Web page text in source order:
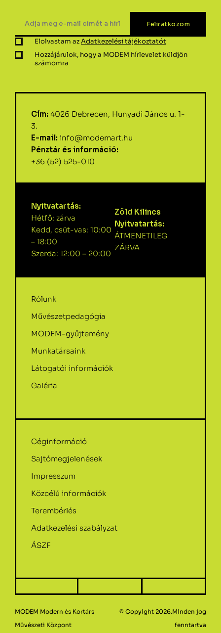
Elolvastam azAdatkezelési tájékoztatót
Hozzájárulok, hogy a MODEM hírlevelet küldjön
számomra
Cím: 4026 Debrecen, Hunyadi János u. 1-
3.
E-mail: info@modemart.hu
Pénztár és információ:
+36 (52) 525-010
Nyitvatartás:
Hétfő: zárva
Kedd, csüt-vas: 10:00
– 18:00
Szerda: 12:00 – 20:00
Zöld Kilincs
Nyitvatartás:
ÁTMENETILEG
ZÁRVA
Rólunk
Művészetpedagógia
MODEM-gyűjtemény
Munkatársaink
Látogatói információk
Galéria
Céginformáció
Sajtómegjelenések
Impresszum
Közcélú információk
Terembérlés
Adatkezelési szabályzat
ÁSZF
MODEM Modern és Kortárs
Művészeti Központ
© Copyight 2026.Minden jog
fenntartva